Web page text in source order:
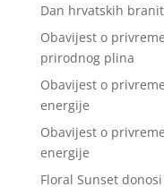
Dan hrvatskih
Obavijest o
prirodnog plina
Obavijest o
energije
Obavijest o
energije
Floral Sunset